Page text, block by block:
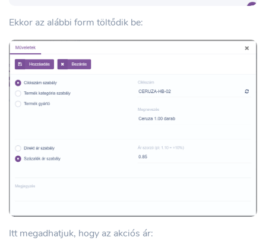
Ekkor az alábbi form töltődik be:
Itt megadhatjuk, hogy az akciós ár: